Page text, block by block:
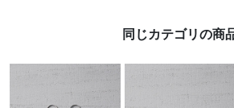
同じカテゴリの商